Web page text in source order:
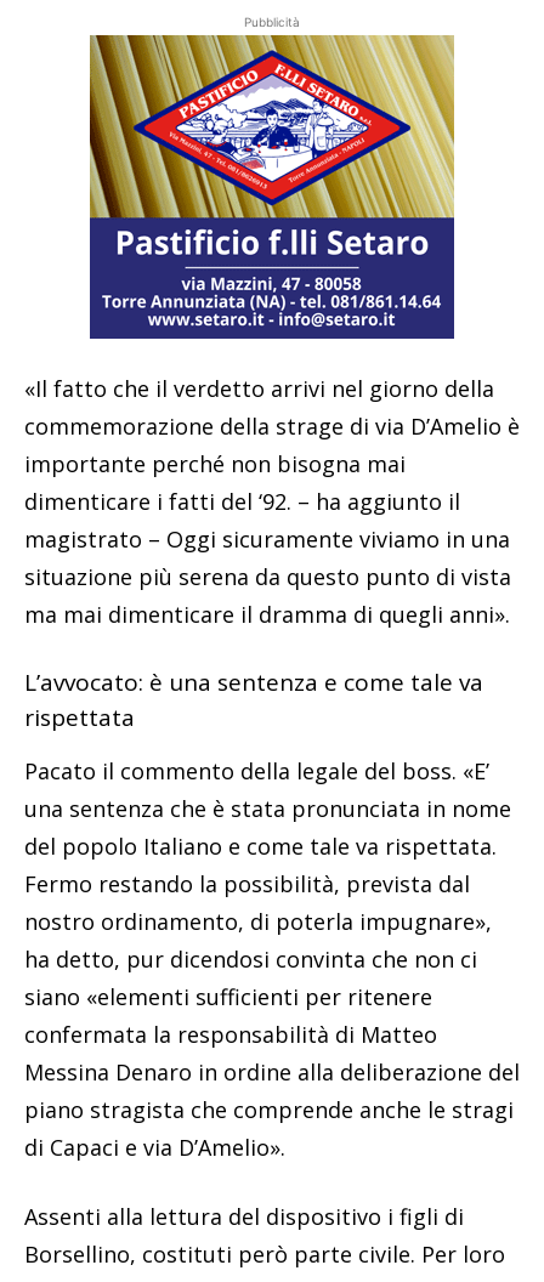
Pubblicità
«Il fatto che il verdetto arrivi nel giorno della
commemorazione della strage di via D’Amelio è
importante perché non bisogna mai
dimenticare i fatti del ‘92. – ha aggiunto il
magistrato – Oggi sicuramente viviamo in una
situazione più serena da questo punto di vista
ma mai dimenticare il dramma di quegli anni».
L’avvocato: è una sentenza e come tale va
rispettata
Pacato il commento della legale del boss. «E’
una sentenza che è stata pronunciata in nome
del popolo Italiano e come tale va rispettata.
Fermo restando la possibilità, prevista dal
nostro ordinamento, di poterla impugnare»,
ha detto, pur dicendosi convinta che non ci
siano «elementi sufficienti per ritenere
confermata la responsabilità di Matteo
Messina Denaro in ordine alla deliberazione del
piano stragista che comprende anche le stragi
di Capaci e via D’Amelio».
Assenti alla lettura del dispositivo i figli di
Borsellino, costituti però parte civile. Per loro